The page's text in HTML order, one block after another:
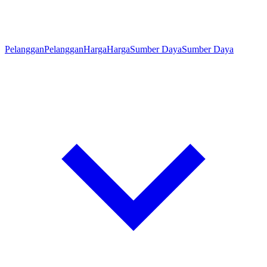
PelangganPelangganHargaHargaSumber DayaSumber Daya